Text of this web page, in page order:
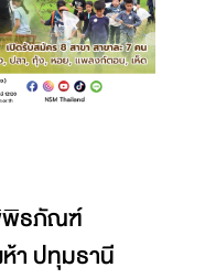
พิธภัณฑ์
า ปทุมธานี